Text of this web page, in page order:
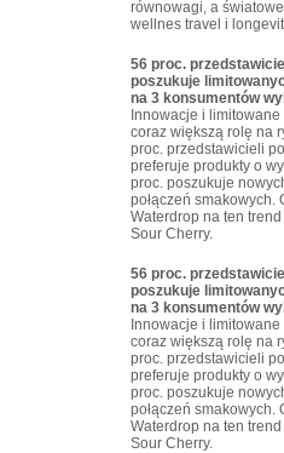
równowagi, a
wellnes travel i
56 proc.
poszukuje
na 3 konsumentów
Innowacje i
coraz większą rolę na
proc. przedstawicieli
preferuje produkty o
proc. poszukuje
połączeń smakowych.
Waterdrop na ten
Sour Cherry.
56 proc.
poszukuje
na 3 konsumentów
Innowacje i
coraz większą rolę na
proc. przedstawicieli
preferuje produkty o
proc. poszukuje
połączeń smakowych.
Waterdrop na ten
Sour Cherry.